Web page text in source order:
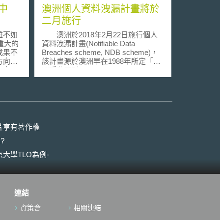
如
大的
果不
向以
研究
規體
規
這些
其用
來管
for
其
「基
澳洲個人資料洩漏計畫將於
二月施行
澳洲於2018年2月22日施行個人
資料洩漏計畫(Notifiable Data
Breaches scheme, NDB scheme)，
該計畫源於澳洲早在1988年所定「澳
洲隱私原則」(Australian Privacy
Principles, APPs)之規定。對象包括
Commissioner, OAIC）相關資訊。
NBD計畫主要內容如下: 一
業額超過300萬澳幣企業和非營利組
若數機構共享個人資料，則該告知義
務由各機構自行分配責任。 關於跨境
享有著作權
大學TLO為例-
連結
資策會 相關連結